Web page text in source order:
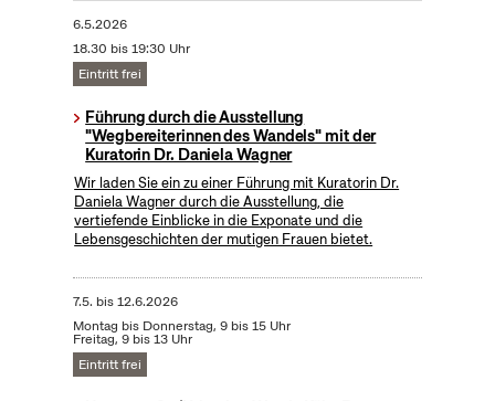
6.5.2026
18.30 bis 19:30 Uhr
Eintritt frei
Führung durch die Ausstellung
"Wegbereiterinnen des Wandels" mit der
Kuratorin Dr. Daniela Wagner
Wir laden Sie ein zu einer Führung mit Kuratorin Dr.
Daniela Wagner durch die Ausstellung, die
vertiefende Einblicke in die Exponate und die
Lebensgeschichten der mutigen Frauen bietet.
7.5. bis12.6.2026
Montag bis Donnerstag, 9 bis 15 Uhr
Freitag, 9 bis 13 Uhr
Eintritt frei